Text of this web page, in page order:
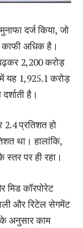
दर्ज किया, जो
अधिक है।
2,200 करोड़
में यह 1,925.1 करोड़
है।
2.4 प्रतिशत हो
था। हालांकि,
स्तर पर ही रहा।
मिड कॉरपोरेट
और रिटेल सेगमेंट
के अनुसार काम